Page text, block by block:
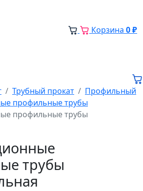
Корзина 0 ₽
Трубный прокат
Профильный
профильные трубы
профильные трубы
трубы